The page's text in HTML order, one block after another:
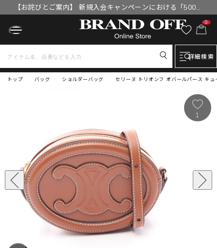
【お詫びとご案内】 新規入会キャンペーンにおける「500円
OFFクーポン」付与漏れと補填について
0
詳細検索
トップ セリーヌ トリオンフ オバールパース キ
バッグ ショルダーバッグ
1